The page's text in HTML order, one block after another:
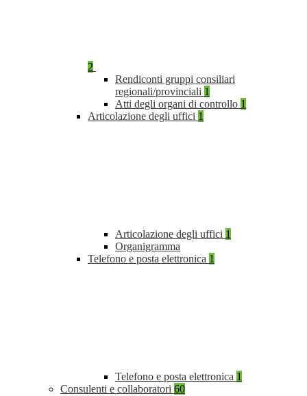
2
Rendiconti gruppi consiliari
regionali/provinciali 1
Atti degli organi di controllo 1
Articolazione degli uffici 1
Articolazione degli uffici 1
Organigramma
Telefono e posta elettronica 1
Telefono e posta elettronica 1
Consulenti e collaboratori 60